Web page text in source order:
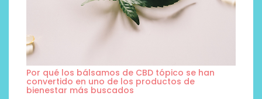
Por qué los bálsamos de CBD tópico se han
convertido en uno de los productos de
bienestar más buscados